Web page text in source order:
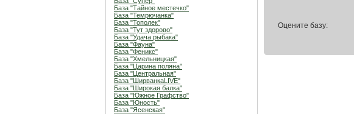
База "Тайное местечко"
База "Темрючанка"
База "Тополек"
База "Тут здорово"
База "Удача рыбака"
База "Фауна"
База "Феникс"
База "Хмельницкая"
База "Царина поляна"
База "Центральная"
База "ШирванкаLIVE"
База "Широкая балка"
База "Южное Графство"
База "Юность"
База "Ясенская"
Оцените базу: